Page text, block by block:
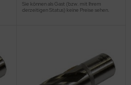
Sie können als Gast (bzw. mit Ihrem
derzeitigen Status) keine Preise sehen.